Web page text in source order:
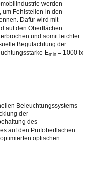
werden
um Fehlstellen in den
Dafür wird mit
auf den Oberflächen
und somit leichter
Begutachtung der
Emin = 1000 lx
Beleuchtungssystems
der
des
auf den Prüfoberflächen
optischen